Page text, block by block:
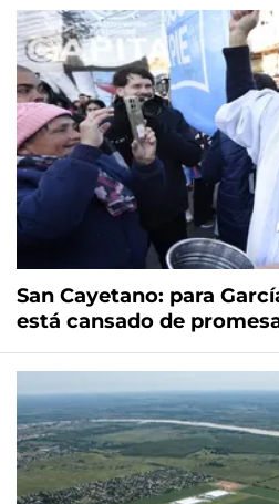
San Cayetano: para
está cansado de